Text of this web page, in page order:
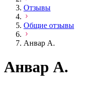
Отзывы
Общие отзывы
Анвар А.
Анвар А.